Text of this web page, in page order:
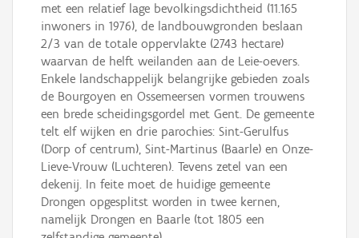
met een relatief lage bevolkingsdichtheid (11.165
inwoners in 1976), de landbouwgronden beslaan
2/3 van de totale oppervlakte (2743 hectare)
waarvan de helft weilanden aan de Leie-oevers.
Enkele landschappelijk belangrijke gebieden zoals
de Bourgoyen en Ossemeersen vormen trouwens
een brede scheidingsgordel met Gent. De gemeente
telt elf wijken en drie parochies: Sint-Gerulfus
(Dorp of centrum), Sint-Martinus (Baarle) en Onze-
Lieve-Vrouw (Luchteren). Tevens zetel van een
dekenij. In feite moet de huidige gemeente
Drongen opgesplitst worden in twee kernen,
namelijk Drongen en Baarle (tot 1805 een